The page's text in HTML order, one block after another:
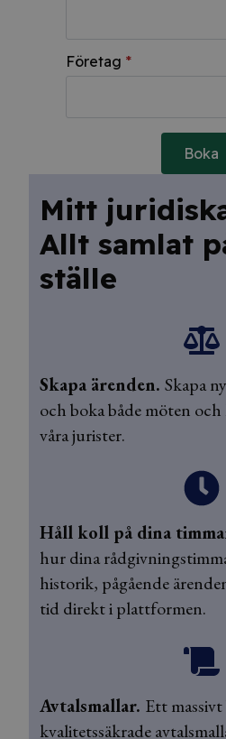
Företag *
Boka
Mitt
Allt samlat
ställe
Skapa ärenden. Skapa
och boka både möten
våra jurister.
Håll koll på dina
hur dina
historik, pågående
tid direkt i plattformen.
Avtalsmallar. Ett
kvalitetssäkrade